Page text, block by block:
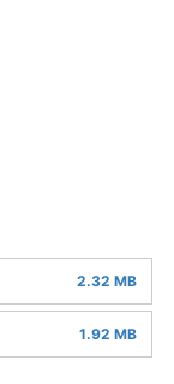
2.32 MB
1.92 MB